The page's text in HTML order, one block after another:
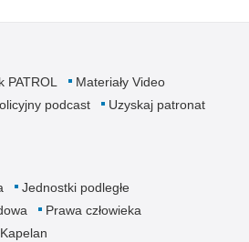
PATROL
Materiały Video
podcast Uzyskaj patronat
Jednostki podległe
Prawa człowieka
Kapelan